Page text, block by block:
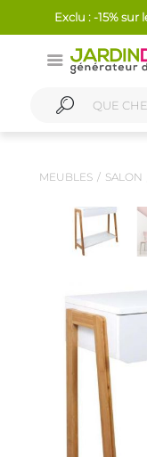
Exclu : -15% sur
MEUBLES SALON